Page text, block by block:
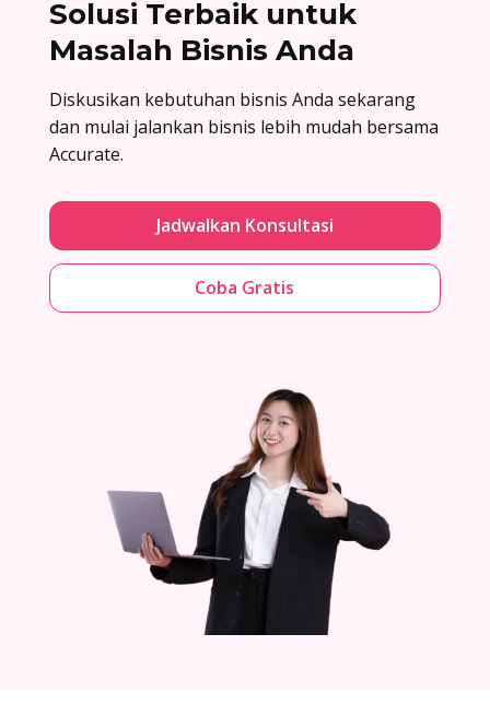
Solusi Terbaik untuk
Masalah Bisnis Anda
Diskusikan kebutuhan bisnis Anda sekarang
dan mulai jalankan bisnis lebih mudah bersama
Accurate.
Jadwalkan Konsultasi
Coba Gratis